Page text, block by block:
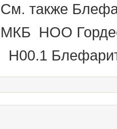
См. также
МКБ НОО
Н00.1